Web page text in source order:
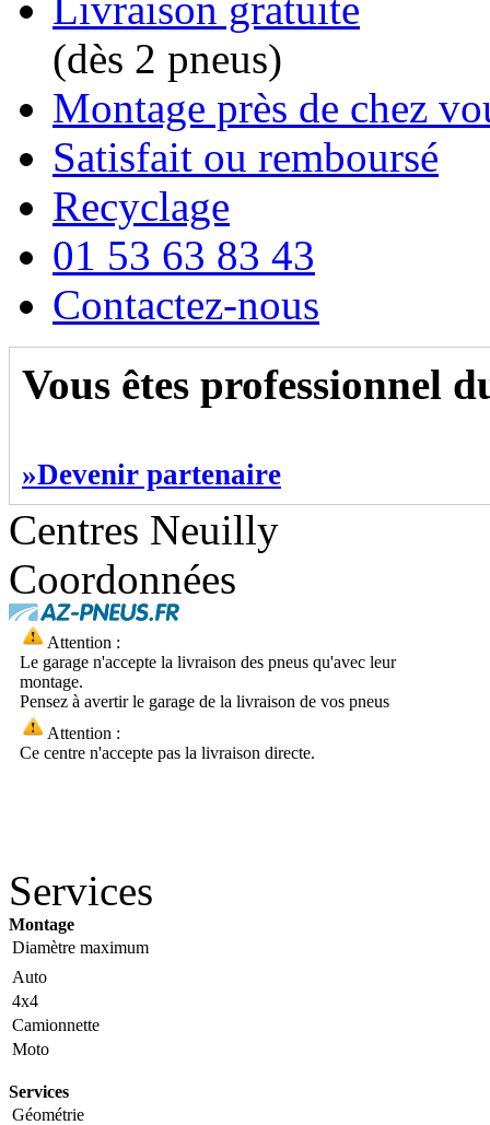
(dès 2 pneus)
Montage près de chez
Satisfait ou remboursé
Recyclage
01 53 63 83 43
Contactez-nous
Vous êtes professionnel
»Devenir partenaire
Centres Neuilly
Coordonnées
Attention :
Le garage n'accepte la livraison des pneus qu'avec leur
montage.
Pensez à avertir le garage de la livraison de vos pneus
Attention :
Ce centre n'accepte pas la livraison directe.
Services
Montage
Diamètre maximum
Auto
4x4
Camionnette
Moto
Services
Géométrie